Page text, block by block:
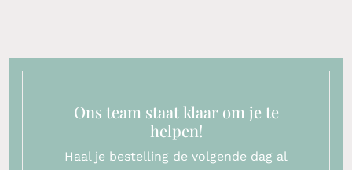
Ons team staat klaar om je te
helpen!
Haal je bestelling de volgende dag al